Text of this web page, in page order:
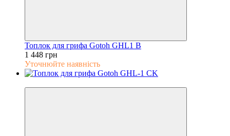
Топлок для грифа Gotoh GHL1 B
1 448 грн
Уточнюйте наявність